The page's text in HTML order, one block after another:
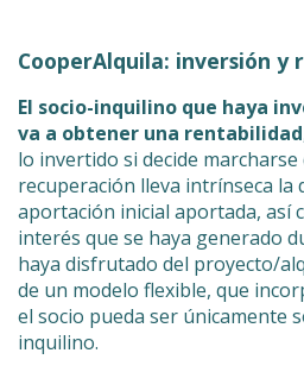
CooperAlquila: inversión y
El socio-inquilino que haya
va a obtener una rentabilidad
lo invertido si decide marcharse
recuperación lleva intrínseca la
aportación inicial aportada, así
interés que se haya generado
haya disfrutado del proyecto/
de un modelo flexible, que
el socio pueda ser únicamente
inquilino.